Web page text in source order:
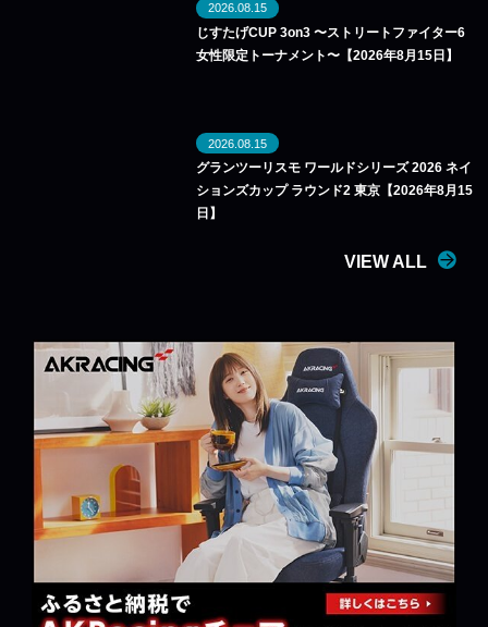
2026.08.15
じすたげCUP 3on3 〜ストリートファイター6
女性限定トーナメント〜【2026年8月15日】
2026.08.15
グランツーリスモ ワールドシリーズ 2026 ネイ
ションズカップ ラウンド2 東京【2026年8月15
日】
VIEW ALL